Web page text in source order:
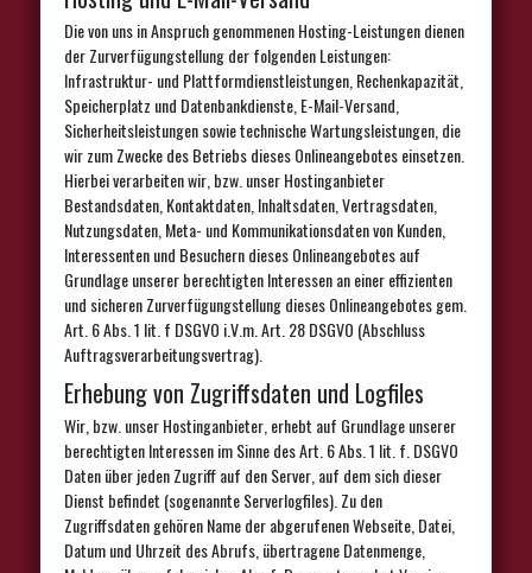
Die von uns in Anspruch genommenen Hosting-Leistungen dienen
der Zurverfügungstellung der folgenden Leistungen:
Infrastruktur- und Plattformdienstleistungen, Rechenkapazität,
Speicherplatz und Datenbankdienste, E-Mail-Versand,
Sicherheitsleistungen sowie technische Wartungsleistungen, die
wir zum Zwecke des Betriebs dieses Onlineangebotes einsetzen.
Hierbei verarbeiten wir, bzw. unser Hostinganbieter
Bestandsdaten, Kontaktdaten, Inhaltsdaten, Vertragsdaten,
Nutzungsdaten, Meta- und Kommunikationsdaten von Kunden,
Interessenten und Besuchern dieses Onlineangebotes auf
Grundlage unserer berechtigten Interessen an einer effizienten
und sicheren Zurverfügungstellung dieses Onlineangebotes gem.
Art. 6 Abs. 1 lit. f DSGVO i.V.m. Art. 28 DSGVO (Abschluss
Auftragsverarbeitungsvertrag).
Erhebung von Zugriffsdaten und Logfiles
Wir, bzw. unser Hostinganbieter, erhebt auf Grundlage unserer
berechtigten Interessen im Sinne des Art. 6 Abs. 1 lit. f. DSGVO
Daten über jeden Zugriff auf den Server, auf dem sich dieser
Dienst befindet (sogenannte Serverlogfiles). Zu den
Zugriffsdaten gehören Name der abgerufenen Webseite, Datei,
Datum und Uhrzeit des Abrufs, übertragene Datenmenge,